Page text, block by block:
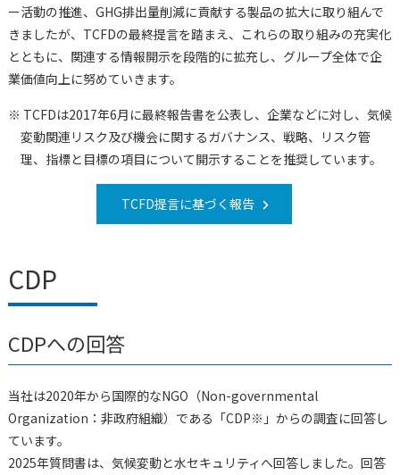
ー活動の推進、GHG排出量削減に貢献する製品の拡大に取り組んで
きましたが、TCFDの最終提言を踏まえ、これらの取り組みの充実化
とともに、関連する情報開示を段階的に拡充し、グループ全体で企
業価値向上に努めていきます。
※ TCFDは2017年6月に最終報告書を公表し、企業などに対し、気候
変動関連リスク及び機会に関するガバナンス、戦略、リスク管
理、指標と目標の項目について開示することを推奨しています。
TCFD提言に基づく報告
CDP
CDPへの回答
当社は2020年から国際的なNGO（Non-governmental
Organization：非政府組織）である「CDP※」からの調査に回答し
ています。
2025年質問書は、気候変動と水セキュリティへ回答しました。回答